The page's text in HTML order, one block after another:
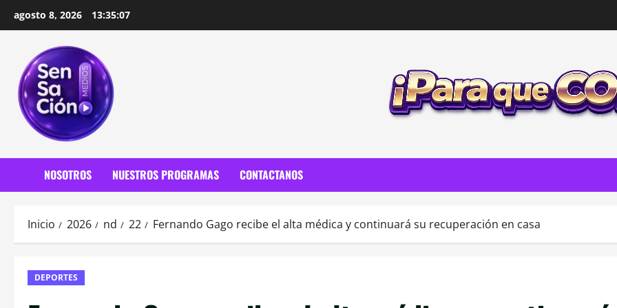
agosto 8, 2026 13:35:09
NOSOTROS NUESTROS PROGRAMAS CONTACTANOS
Inicio 2026 nd 22 Fernando Gago recibe el alta médica y continuará su recuperación en casa
DEPORTES